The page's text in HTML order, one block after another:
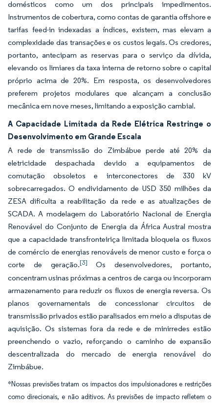
domésticos como um dos principais impedimentos.
Instrumentos de cobertura, como contas de garantia offshore e
tarifas feed-in indexadas a índices, existem, mas elevam a
complexidade das transações e os custos legais. Os credores,
portanto, antecipam as reservas para o serviço da dívida,
elevando os limiares da taxa interna de retorno sobre o capital
próprio acima de 20%. Em resposta, os desenvolvedores
preferem projetos modulares que alcançam a conclusão
mecânica em nove meses, limitando a exposição cambial.
A Capacidade Limitada da Rede Elétrica Restringe o
Desenvolvimento em Grande Escala
A rede de transmissão do Zimbábue perde até 20% da
eletricidade despachada devido a equipamentos de
comutação obsoletos e interconectores de 330 kV
sobrecarregados. O endividamento de USD 350 milhões da
ZESA dificulta a reabilitação da rede e as atualizações de
SCADA. A modelagem do Laboratório Nacional de Energia
Renovável do Conjunto de Energia da África Austral mostra
que a capacidade transfronteiriça limitada bloqueia os fluxos
de comércio de energias renováveis de menor custo e força o
corte de geração.[3] Os desenvolvedores, portanto,
concentram usinas próximas a centros de carga ou incorporam
armazenamento para reduzir os fluxos de energia reversa. Os
planos governamentais de concessionar circuitos de
transmissão privados estão paralisados em meio a disputas de
aquisição. Os sistemas fora da rede e de minirredes estão
preenchendo o vazio, reforçando o caminho de expansão
descentralizada do mercado de energia renovável do
Zimbábue.
*Nossas previsões tratam os impactos dos impulsionadores e restrições
como direcionais, e não aditivos. As previsões de impacto refletem o